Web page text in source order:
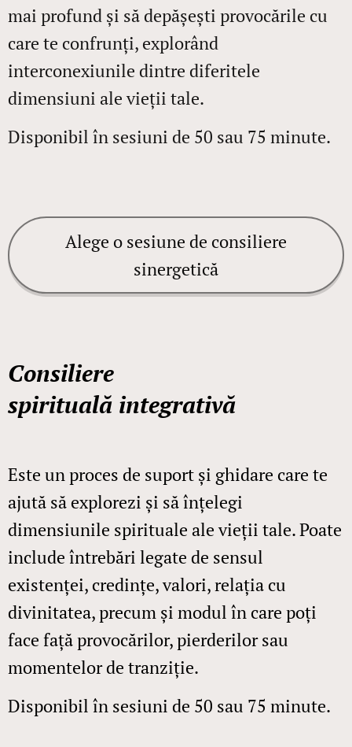
mai profund și să depășești provocările cu
care te confrunți, explorând
interconexiunile dintre diferitele
dimensiuni ale vieții tale.
Disponibil în sesiuni de 50 sau 75 minute.
Alege o sesiune de consiliere
sinergetică
Consiliere
spirituală integrativă
Este un proces de suport și ghidare care te
ajută să explorezi și să înțelegi
dimensiunile spirituale ale vieții tale. Poate
include întrebări legate de sensul
existenței, credințe, valori, relația cu
divinitatea, precum și modul în care poți
face față provocărilor, pierderilor sau
momentelor de tranziție.
Disponibil în sesiuni de 50 sau 75 minute.